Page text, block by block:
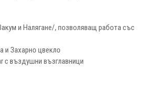
и Налягане/, позволяващ работа със
и Захарно цвекло
с въздушни възглавници